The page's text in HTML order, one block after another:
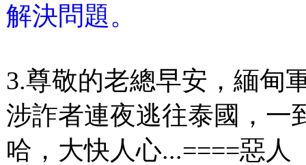
解決問題。
3.尊敬的老總早安，緬甸
涉詐者連夜逃往泰國，一
哈，大快人心...====惡人